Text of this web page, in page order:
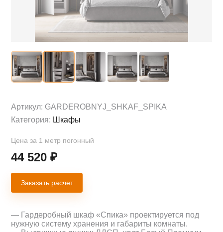
Артикул: GARDEROBNYJ_SHKAF_SPIKA
Категория: Шкафы
Цена за 1 метр погонный
44 520₽
Заказать расчет
— Гардеробный шкаф «Спика» проектируется под
нужную систему хранения и габариты комнаты.